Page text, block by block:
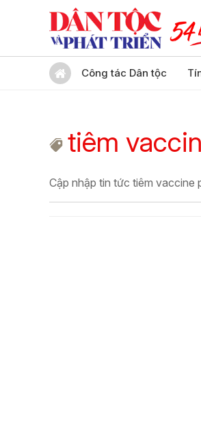
Công tác Dân tộc
tiêm
Cập nhập tin tức tiêm vaccine